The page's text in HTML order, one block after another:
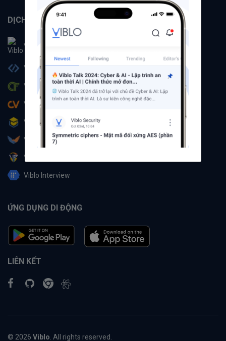
DỊCH VỤ
Viblo
Viblo Code
Viblo CTF
Viblo CV
Viblo Learning
Viblo Partner
Viblo Battle
Viblo Interview
ỨNG DỤNG DI ĐỘNG
LIÊN KẾT
© 2026 Viblo . All rights reserved.